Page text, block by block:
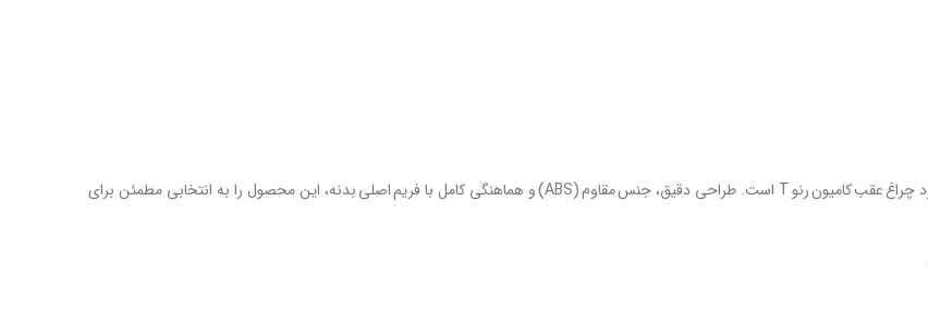
لگنی چراغ چپ رنو تی فیس قدیم، قطعه‌ای کاربردی و حیاتی برای حفظ عملکرد چراغ عقب کامیون رنو T است. طراحی دقیق، جنس مقاوم (ABS) و هماهنگی کامل با فریم اصلی بدنه، این محصول را به انتخابی مطمئن برای